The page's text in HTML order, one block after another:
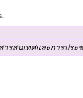
ารสนเทศและการปร